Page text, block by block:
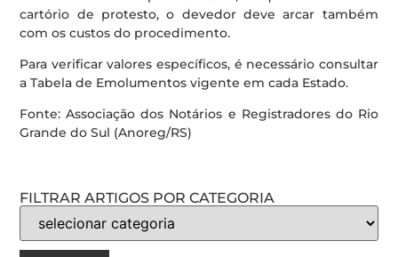
cartório de protesto, o devedor deve arcar também
com os custos do procedimento.
Para verificar valores específicos, é necessário consultar
a Tabela de Emolumentos vigente em cada Estado.
Fonte: Associação dos Notários e Registradores do Rio
Grande do Sul (Anoreg/RS)
FILTRAR ARTIGOS POR CATEGORIA